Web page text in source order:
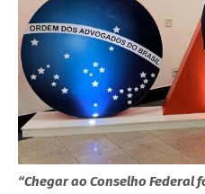
“Chegar ao Conselho Federal